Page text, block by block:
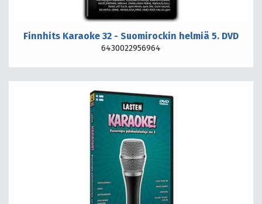
Finnhits Karaoke 32 - Suomirockin helmiä 5. DVD
6430022956964